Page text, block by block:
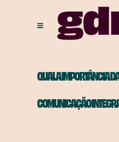
QUAL A IMPORTÂNCIA
COMUNICAÇÃO